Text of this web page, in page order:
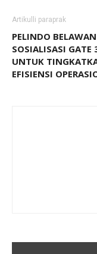
Artikulli paraprak
PELINDO BELAWAN
SOSIALISASI GATE
UNTUK
EFISIENSI